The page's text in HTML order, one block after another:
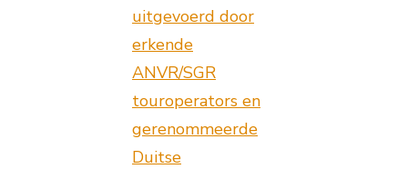
uitgevoerd door
erkende
ANVR/SGR
touroperators en
gerenommeerde
Duitse